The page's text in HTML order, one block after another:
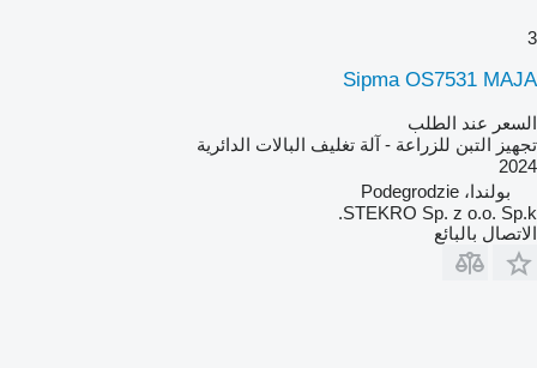
3
Sipma OS7531 MAJA
السعر عند الطلب
تجهيز التبن للزراعة - آلة تغليف البالات الدائرية
2024
بولندا، Podegrodzie
STEKRO Sp. z o.o. Sp.k.
الاتصال بالبائع